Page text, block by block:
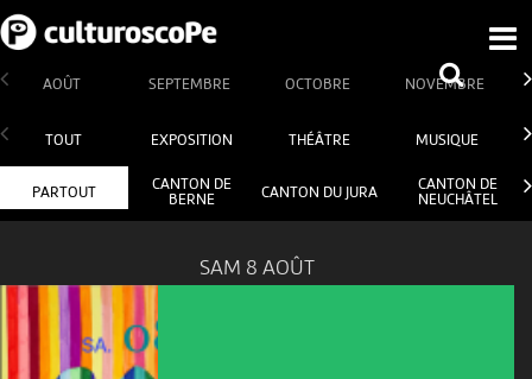
AOÛT SEPTEMBRE OCTOBRE NOVEMBRE
TOUT EXPOSITION THÉÂTRE MUSIQUE
PARTOUT
CANTON DE
BERNE
CANTON DU JURA
CANTON DE
NEUCHÂTEL
SAM 8 AOÛT